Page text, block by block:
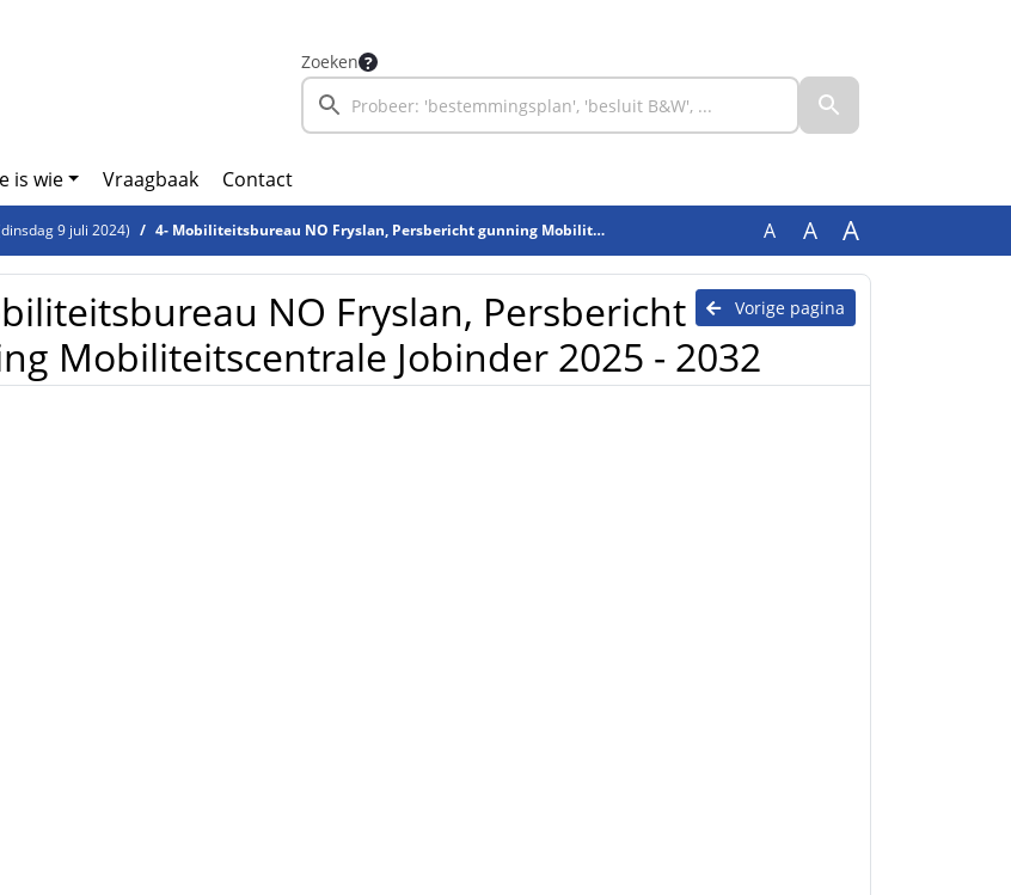
Zoeken
is wie Vraagbaak Contact
9 juli 2024) 4- Mobiliteitsbureau NO Fryslan, Persbericht gunning Mobiliteitscentrale Jobinder 2025 - 2032 A A A
Vorige pagina
NO Fryslan, Persbericht
Mobiliteitscentrale Jobinder 2025 - 2032